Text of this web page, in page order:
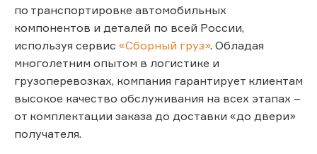
по транспортировке автомобильных
компонентов и деталей по всей России,
используя сервис «Сборный груз». Обладая
многолетним опытом в логистике и
грузоперевозках, компания гарантирует клиентам
высокое качество обслуживания на всех этапах –
от комплектации заказа до доставки «до двери»
получателя.